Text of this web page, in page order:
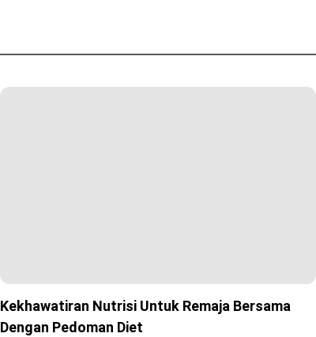
Kekhawatiran Nutrisi Untuk Remaja Bersama
Dengan Pedoman Diet